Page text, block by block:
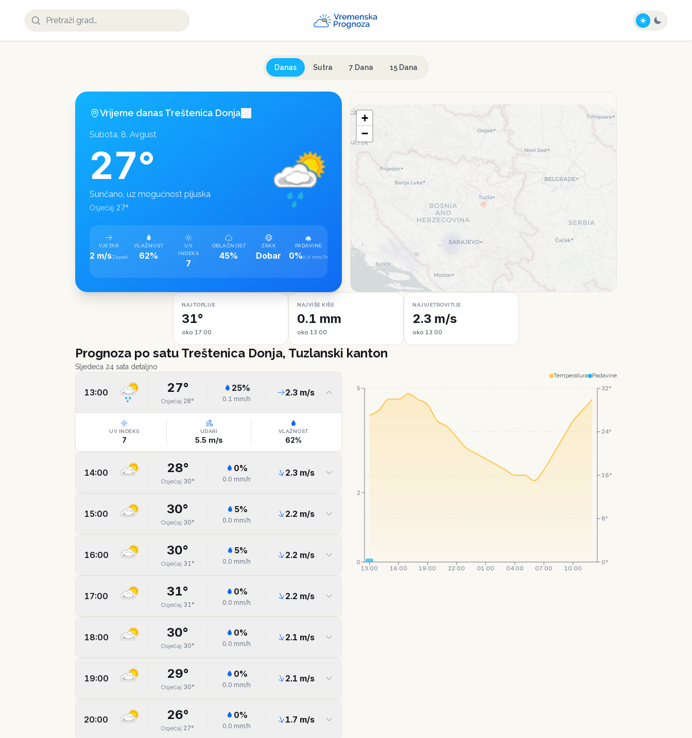
Danas Sutra 7 Dana 15 Dana
Vrijeme danas Treštenica Donja
Subota, 8. Avgust
27°
Sunčano, uz mogućnost pljuska
Osjećaj 27°
VJETAR
2 m/sZapad
VLAŽNOST
62%
UV
INDEKS
7
OBLAČNOST
45%
ZRAK
Dobar
PADAVINE
0%0.0 mm/h
+
−
NAJTOPLIJE
31°
oko 17:00
NAJVIŠE KIŠE
0.1 mm
oko 13:00
NAJVJETROVITIJE
2.3 m/s
oko 13:00
Prognoza po satu Treštenica Donja, Tuzlanski kanton
Sljedeća 24 sata detaljno
13:00 27°
Osjećaj 28°
25%
0.1 mm/h
2.3m/s
UV INDEKS
7
UDARI
5.5 m/s
VLAŽNOST
62%
14:00 28°
Osjećaj 30°
0%
0.0 mm/h
2.3m/s
15:00 30°
Osjećaj 30°
5%
0.0 mm/h
2.2 m/s
16:00 30°
Osjećaj 31°
5%
0.0 mm/h
2.2 m/s
17:00 31°
Osjećaj 31°
0%
0.0 mm/h
2.2 m/s
18:00 30°
Osjećaj 30°
0%
0.0 mm/h
2.1 m/s
19:00 29°
Osjećaj 30°
0%
0.0 mm/h
2.1 m/s
20:00 26°
Osjećaj 27°
0%
0.0 mm/h
1.7 m/s
Temperatura Padavine
13:00 16:00 19:00 22:00 01:00 04:00 07:00 10:00
0°
8°
16°
24°
32°
0
2
5